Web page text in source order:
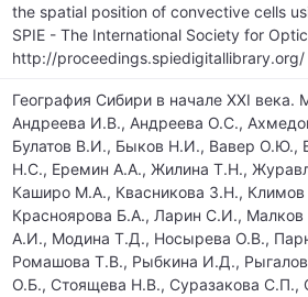
the spatial position of convective cells
SPIE - The International Society for
http://proceedings.spiedigitallibrary.org/
География Сибири в начале XXI
Андреева И.В., Андреева О.С.,
Булатов В.И., Быков Н.И., Вавер О.Ю.,
Н.С., Еремин А.А., Жилина Т.Н.,
Каширо М.А., Квасникова З.Н.,
Красноярова Б.А., Ларин С.И.,
А.И., Модина Т.Д., Носырева О.В.,
Ромашова Т.В., Рыбкина И.Д.,
О.Б., Стоящева Н.В., Суразакова